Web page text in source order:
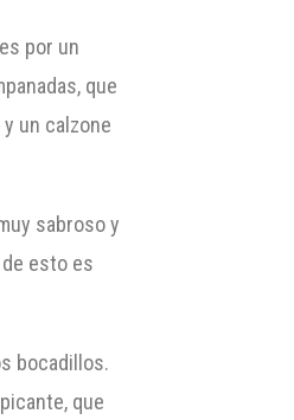
por un
que
un calzone
sabroso y
esto es
bocadillos.
que